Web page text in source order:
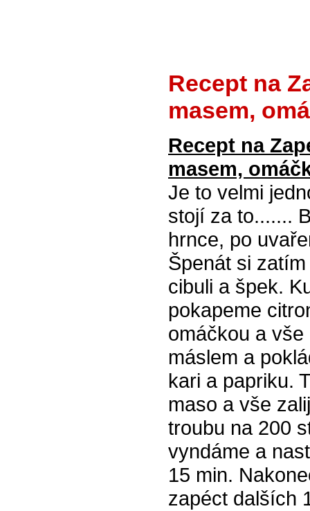
Recept na
masem,
Recept na
masem,
Je to velmi
stojí za to.......
hrnce, po
Špenát si
cibuli a špek.
pokapeme
omáčkou a
máslem a
kari a papriku.
maso a vše
troubu na 200
vyndáme a
15 min.
zapéct dalších